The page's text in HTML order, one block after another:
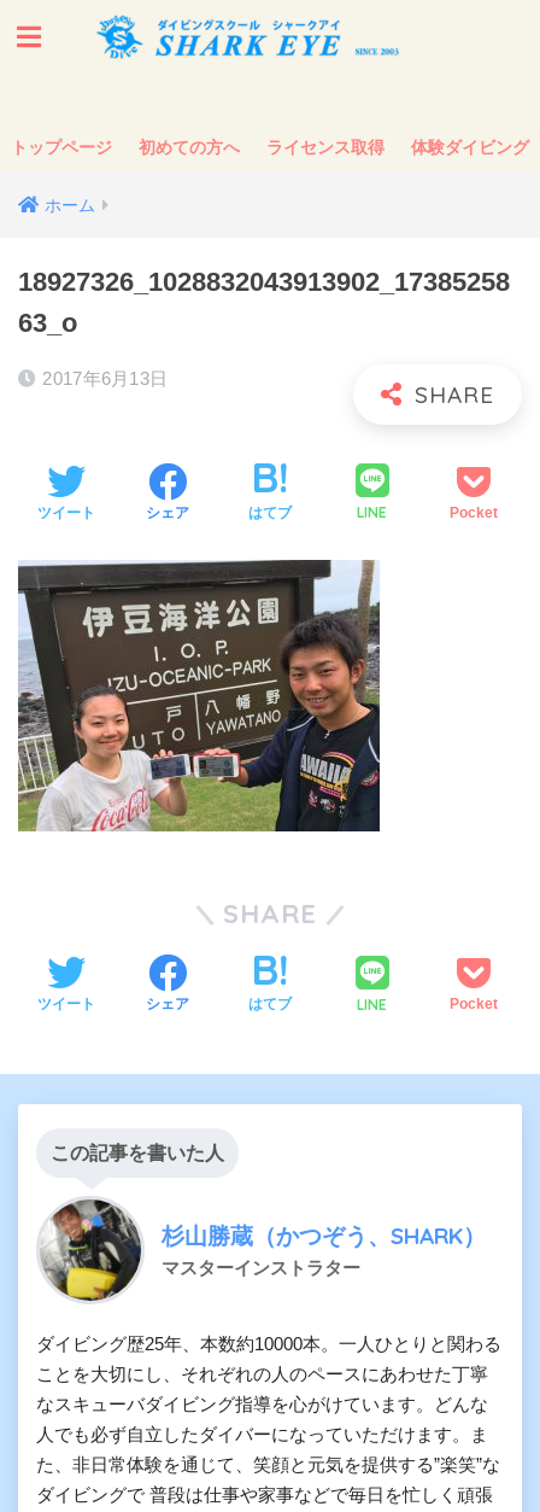
トップページ 初めての方へ ライセンス取得 体験ダイビング
ホーム
18927326_1028832043913902_17385258
63_o
2017年6月13日
ツイート シェア はてブ LINE Pocket
SHARE
ツイート シェア はてブ LINE Pocket
この記事を書いた人
杉山勝蔵（かつぞう、SHARK）
マスターインストラター
ダイビング歴25年、本数約10000本。一人ひとりと関わる
ことを大切にし、それぞれの人のペースにあわせた丁寧
なスキューバダイビング指導を心がけています。どんな
人でも必ず自立したダイバーになっていただけます。ま
た、非日常体験を通じて、笑顔と元気を提供する”楽笑”な
ダイビングで 普段は仕事や家事などで毎日を忙しく頑張